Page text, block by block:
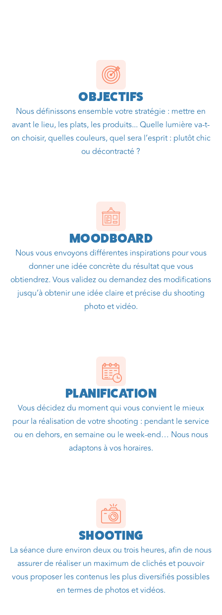
OBJECTIFS
Nous définissons ensemble votre stratégie : mettre en
avant le lieu, les plats, les produits... Quelle lumière va-t-
on choisir, quelles couleurs, quel sera l’esprit : plutôt chic
ou décontracté ?
MOODBOARD
Nous vous envoyons différentes inspirations pour vous
donner une idée concrète du résultat que vous
obtiendrez. Vous validez ou demandez des modifications
jusqu’à obtenir une idée claire et précise du shooting
photo et vidéo.
PLANIFICATION
Vous décidez du moment qui vous convient le mieux
pour la réalisation de votre shooting : pendant le service
ou en dehors, en semaine ou le week-end… Nous nous
adaptons à vos horaires.
SHOOTING
La séance dure environ deux ou trois heures, afin de nous
assurer de réaliser un maximum de clichés et pouvoir
vous proposer les contenus les plus diversifiés possibles
en termes de photos et vidéos.